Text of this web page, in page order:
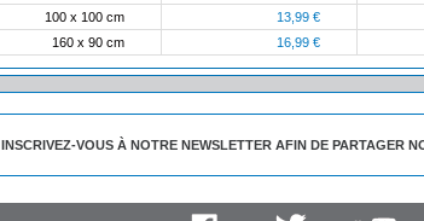
100 x 100 cm
13,99 €
160 x 90 cm
16,99 €
INSCRIVEZ-VOUS À NOTRE NEWSLETTER AFIN DE PARTAGER